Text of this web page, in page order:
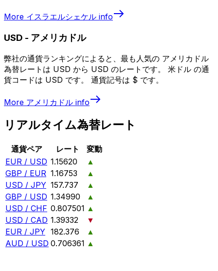
More イスラエルシェケル info
USD - アメリカドル
弊社の通貨ランキングによると、最も人気の アメリカドル
為替レートは USD から USD のレートです。 米ドル の通
貨コードは USD です。 通貨記号は $ です。
More アメリカドル info
リアルタイム為替レート
通貨ペア レート
変動
EUR / USD 1.15620
▲
GBP / EUR 1.16753
▲
USD / JPY 157.737
▲
GBP / USD 1.34990
▲
USD / CHF 0.807501 ▲
USD / CAD 1.39332
▼
EUR / JPY 182.376
▲
AUD / USD 0.706361 ▲